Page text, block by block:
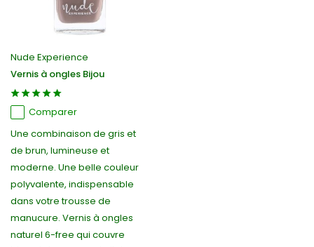
Nude Experience
Vernis à ongles Bijou
Comparer
Une combinaison de gris et
de brun, lumineuse et
moderne. Une belle couleur
polyvalente, indispensable
dans votre trousse de
manucure. Vernis à ongles
naturel 6-free qui couvre